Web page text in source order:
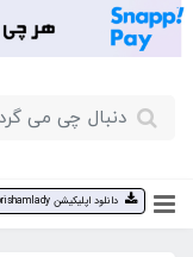
دانلود اپلیکیشن abrishamlady